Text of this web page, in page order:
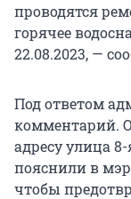
проводятся
горячее
22.08.2023, —
Под ответом
комментарий.
адресу улица
пояснили в
чтобы